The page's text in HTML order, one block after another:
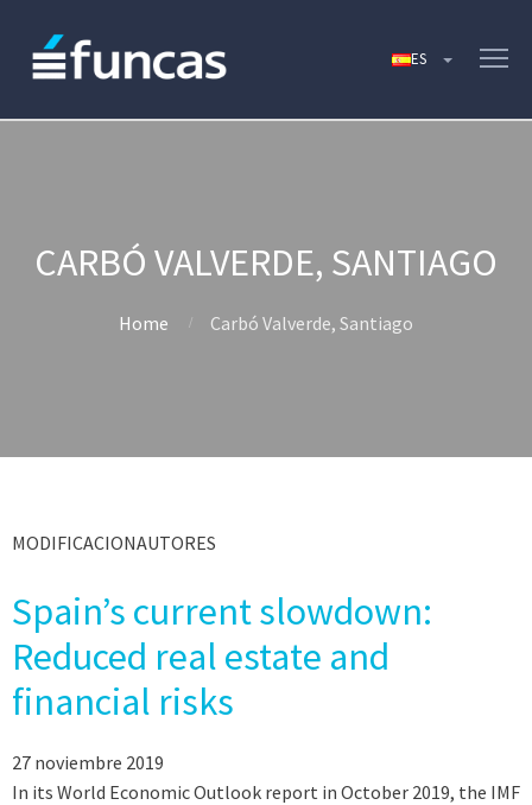
CARBÓ VALVERDE, SANTIAGO
Home Carbó Valverde, Santiago
MODIFICACIONAUTORES
Spain’s current slowdown:
Reduced real estate and
financial risks
27 noviembre 2019
In its World Economic Outlook report in October 2019, the IMF